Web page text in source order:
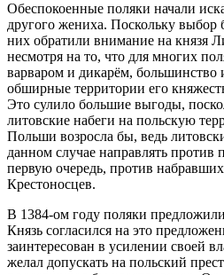
Обеспокоенные поляки начали
другого жениха. Поскольку выбор
них обратили внимание на князя
несмотря на то, что для многих
варваром и дикарём, большинство
обширные территории его
Это сулило большие выгоды,
литовские набеги на польскую
Польши возросла бы, ведь
данном случае направлять против
первую очередь, против
Крестоносцев.
В 1384-ом году поляки
Князь согласился на это
заинтересован в усилении своей
желал допускать на польский